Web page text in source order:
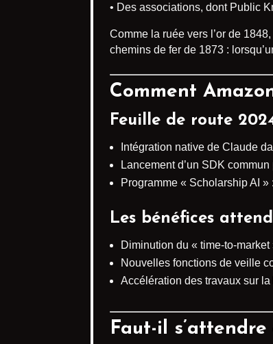
• Des associations, dont Public
Comme la ruée vers l’or de
chemins de fer de 1873 :
Comment
Feuille de route
Intégration native de Claude
Lancement d’un SDK
Programme « Scholarship AI
Les bénéfices
Diminution du « time-to-
Nouvelles fonctions de veille
Accélération des travaux sur
Faut-il